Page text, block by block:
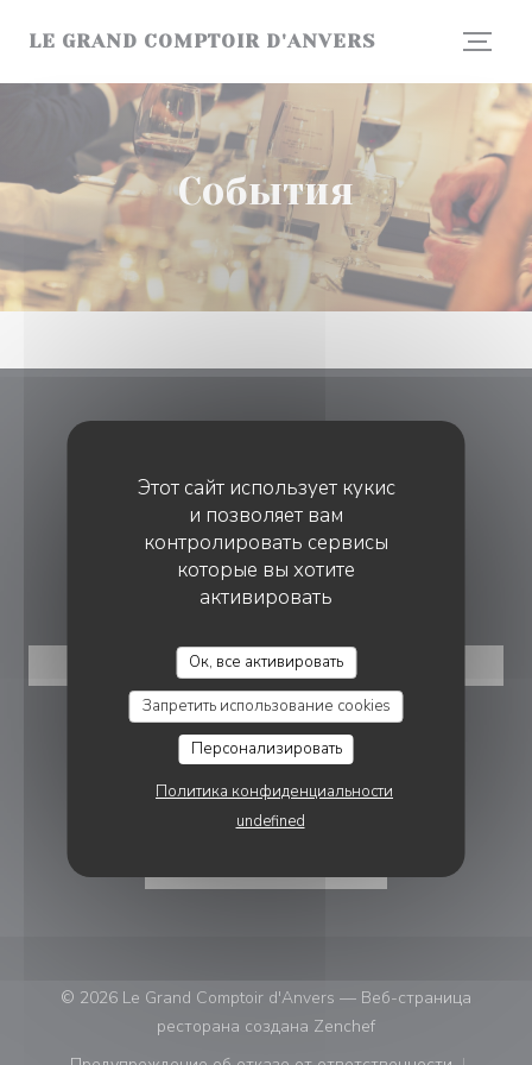
Этот сайт использует кукис
и позволяет вам
контролировать сервисы
которые вы хотите
активировать
Ок, все активировать
Запретить использование cookies
Персонализировать
Политика конфиденциальности
undefined
LE GRAND COMPTOIR D'ANVERS
События
Le Grand Comptoir d'Anvers
2 Pl. d'Anvers 75009 Paris((открывается в
01 53 20 98 78
БРОНИРОВАНИЕ
ЗАБРОНИРОВАТЬ СТОЛИК
ПРИСОЕДИНЯЙТЕСЬ К НАМ
Facebook ((открывается в новом
Instagram ((открывается в
© 2026 Le Grand Comptoir d'Anvers — Веб-страница
ресторана создана Zenchef((открывается в
LE GRAND COMPTOIR D'ANVERS